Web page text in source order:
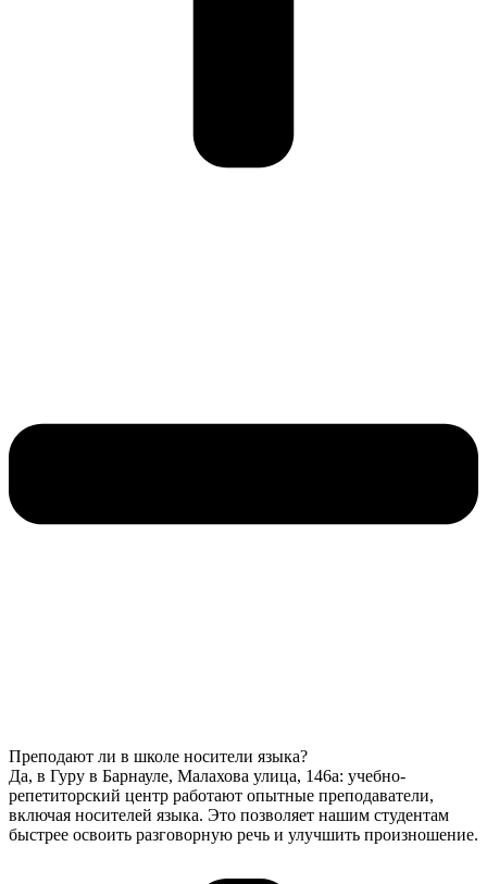
Преподают ли в школе носители языка?
Да, в Гуру в Барнауле, Малахова улица, 146а: учебно-
репетиторский центр работают опытные преподаватели,
включая носителей языка. Это позволяет нашим студентам
быстрее освоить разговорную речь и улучшить произношение.